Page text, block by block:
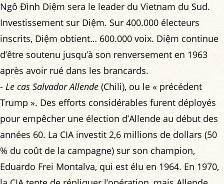
Ngô Đình Diệm sera le leader du Vietnam du Sud.
Investissement sur Diệm. Sur 400.000 électeurs
inscrits, Diệm obtient… 600.000 voix. Diệm continue
d’être soutenu jusqu’à son renversement en 1963
après avoir rué dans les brancards.
- Le cas Salvador Allende (Chili), ou le « précédent
Trump ». Des efforts considérables furent déployés
pour empêcher une élection d’Allende au début des
années 60. La CIA investit 2,6 millions de dollars (50
% du coût de la campagne) sur son champion,
Eduardo Frei Montalva, qui est élu en 1964. En 1970,